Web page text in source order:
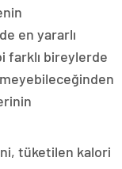
en yararlı
farklı bireylerde
tüketilen kalori